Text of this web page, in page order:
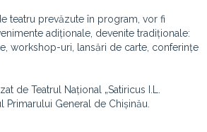
teatru prevăzute în program, vor fi
adiționale, devenite tradiționale:
workshop-uri, lansări de carte, conferințe
de Teatrul Național „Satiricus I.L.
Primarului General de Chișinău.